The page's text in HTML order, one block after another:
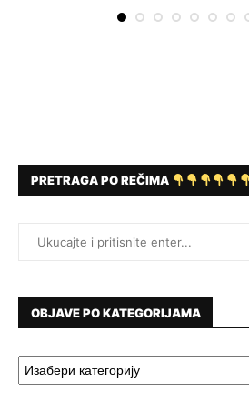
PRETRAGA PO REČIMA
OBJAVE PO KATEGORIJAMA